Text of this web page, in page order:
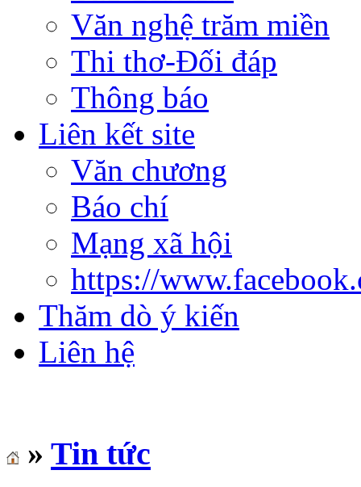
Văn nghệ trăm miền
Thi thơ-Đối đáp
Thông báo
Liên kết site
Văn chương
Báo chí
Mạng xã hội
https://
Thăm dò ý kiến
Liên hệ
» Tin tức